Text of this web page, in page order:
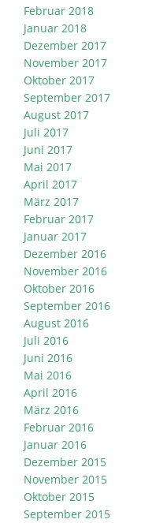
Februar 2018
Januar 2018
Dezember 2017
November 2017
Oktober 2017
September 2017
August 2017
Juli 2017
Juni 2017
Mai 2017
April 2017
März 2017
Februar 2017
Januar 2017
Dezember 2016
November 2016
Oktober 2016
September 2016
August 2016
Juli 2016
Juni 2016
Mai 2016
April 2016
März 2016
Februar 2016
Januar 2016
Dezember 2015
November 2015
Oktober 2015
September 2015